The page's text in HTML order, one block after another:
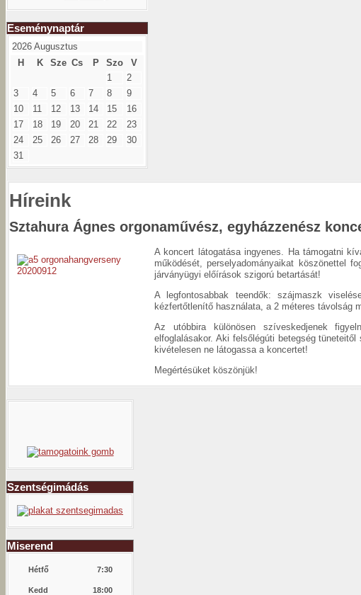
Eseménynaptár
2026 Augusztus
H
K Sze Cs P Szo
V
1
2
3
4 5 6 7 8
9
10
11 12 13 14 15
16
17
18 19 20 21 22
23
24
25 26 27 28 29
30
31
Híreink
Sztahura Ágnes orgonaművész, egyházzenész
A koncert látogatása ingyenes. Ha támogatni
működését, perselyadományaikat köszönettel
járványügyi előírások szigorú betartását!
A legfontosabbak teendők: szájmaszk
kézfertőtlenítő használata, a 2 méteres távolság
Az utóbbira különösen szíveskedjenek
elfoglalásakor. Aki felsőlégúti betegség tüneteitől
kivételesen ne látogassa a koncertet!
Megértésüket köszönjük!
Szentségimádás
Miserend
Hétfő 7:30
Kedd
18:00